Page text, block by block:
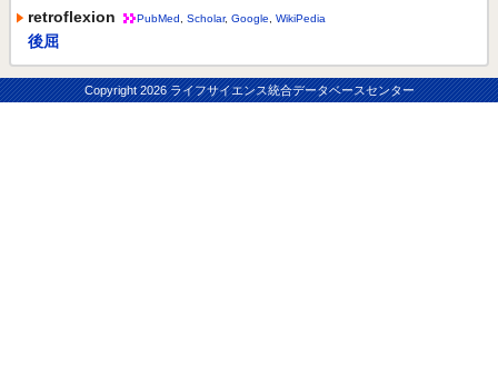
retroflexion PubMed Scholar, Google WikiPedia
後屈
Copyright2026 ライフサイエンス統合データベースセンター